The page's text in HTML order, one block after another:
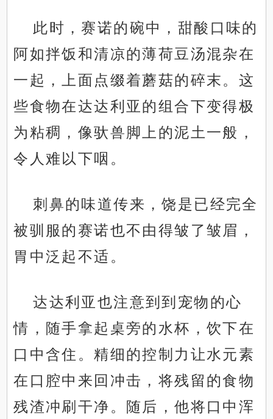
此时，赛诺的碗中，甜酸口味的
阿如拌饭和清凉的薄荷豆汤混杂在
一起，上面点缀着蘑菇的碎末。这
些食物在达达利亚的组合下变得极
为粘稠，像驮兽脚上的泥土一般，
令人难以下咽。
刺鼻的味道传来，饶是已经完全
被驯服的赛诺也不由得皱了皱眉，
胃中泛起不适。
达达利亚也注意到到宠物的心
情，随手拿起桌旁的水杯，饮下在
口中含住。精细的控制力让水元素
在口腔中来回冲击，将残留的食物
残渣冲刷干净。随后，他将口中浑